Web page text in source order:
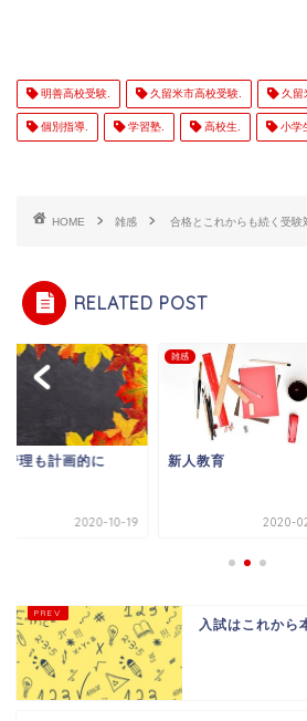
明善高校受験. 久留米市高校受験. 久留
個別指導. 学習塾. 高校生. 小学
HOME 雑感 合格とこれからも続く受験
RELATED POST
管理も計画的に
2020-10-19
雑感
新人教育
2020-
入試はこれから